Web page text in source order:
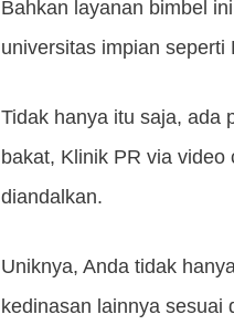
Bahkan layanan bimbel
universitas impian seperti
Tidak hanya itu saja, ada
bakat, Klinik PR via
diandalkan.
Uniknya, Anda tidak
kedinasan lainnya sesuai